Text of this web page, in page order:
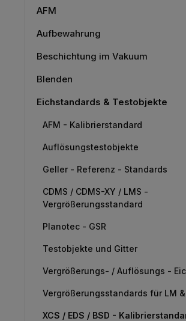
AFM
Aufbewahrung
Beschichtung im Vakuum
Blenden
Eichstandards & Testobjekte
AFM - Kalibrierstandard
Auflösungstestobjekte
Geller - Referenz - Standards
CDMS / CDMS-XY / LMS -
Vergrößerungsstandard
Planotec - GSR
Testobjekte und Gitter
Vergrößerungs- / Auflösungs -
Vergrößerungsstandards für LM &
XCS / EDS / BSD -